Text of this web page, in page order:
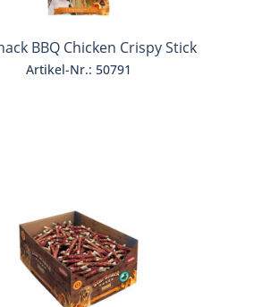
BBQ Chicken Crispy Stick
Artikel-Nr.: 50791